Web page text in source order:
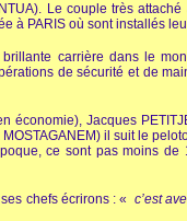
Le couple très
à PARIS où sont installés
carrière dans le
de sécurité et de
économie), Jacques
il suit le
ce sont pas moins
chefs écrirons : « c’est